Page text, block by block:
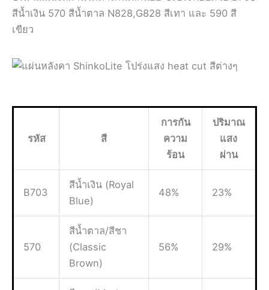
สีน้ำเงิน 570 สีน้ำตาล N828,G828 สีเทา และ 590 สี
เขียว
รหัส สี
การกัน
ความ
ร้อน
ปริมาณ
แสง
ผ่าน
B703
สีน้ำเงิน (Royal
Blue)
48% 23%
570
สีน้ำตาล/สีชา
(Classic
Brown)
56% 29%